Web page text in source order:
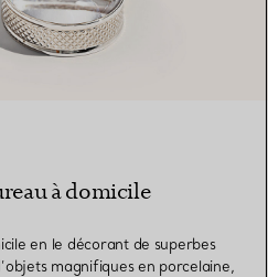
à domicile
en le décorant de superbes
magnifiques en porcelaine,